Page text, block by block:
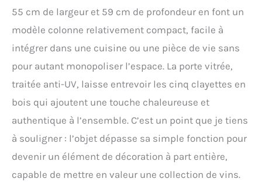
Filtre à charbon actif
intégré pour une
sans odeurs. Panneau de
contrôle digital pour un
indépendant de chaque
zone. Compatible avec
l’application Vinotag pour
une gestion connectée de
votre cave à vin. Classe
énergétique G, niveau
sonore discret de 38 dB,
idéale pour une
55 cm de largeur et 59 cm de profondeur en font un
modèle colonne relativement compact, facile à
intégrer dans une cuisine ou une pièce de vie sans
pour autant monopoliser l’espace. La porte vitrée,
traitée anti-UV, laisse entrevoir les cinq clayettes en
bois qui ajoutent une touche chaleureuse et
authentique à l’ensemble. C’est un point que je tiens
à souligner : l’objet dépasse sa simple fonction pour
devenir un élément de décoration à part entière,
capable de mettre en valeur une collection de vins.